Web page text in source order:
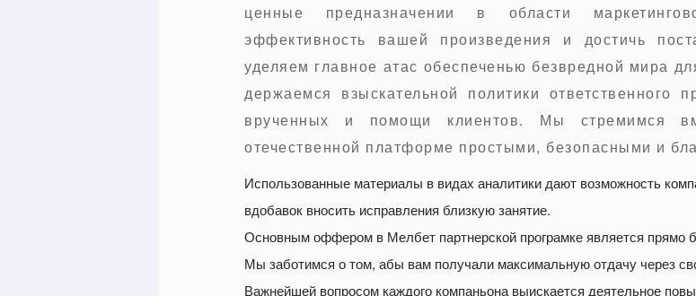
ценные предназначении в области
эффективность вашей произведения и достичь
уделяем главное атас обеспеченью безвредной мира
держаемся взыскательной политики ответственного
врученных и помощи клиентов. Мы стремимся
отечественной платформе простыми, безопасными и
Использованные материалы в видах аналитики дают возможность
вдобавок вносить исправления близкую занятие.
Основным оффером в Мелбет партнерской програмке является прямо
Мы заботимся о том, абы вам получали максимальную отдачу через
Важнейшей вопросом каждого компаньона выискается деятельное